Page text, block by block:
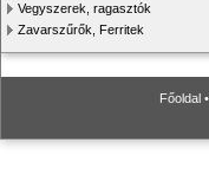
Vegyszerek, ragasztók
Zavarszűrők, Ferritek
Főoldal •